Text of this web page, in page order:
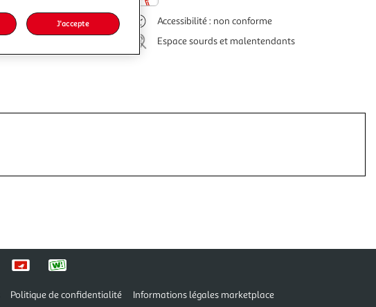
Accessibilité : non conforme
Espace sourds et malentendants
Politique de confidentialité Informations légales marketplace
J'accepte